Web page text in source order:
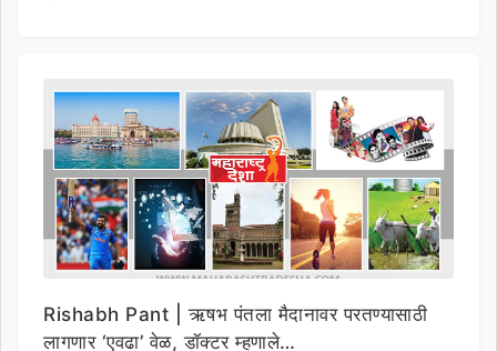
Rishabh Pant | ऋषभ पंतला मैदानावर परतण्यासाठी
लागणार ‘एवढा’ वेळ, डॉक्टर म्हणाले…